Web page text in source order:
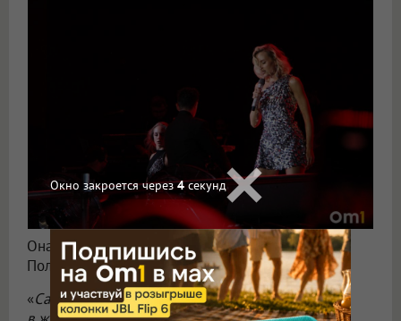
Она же позже потребовала знаменитый кавер
Полины на «Кукушку».
«Самое время вспомнить все важные моменты
Окно закроется через1секунд